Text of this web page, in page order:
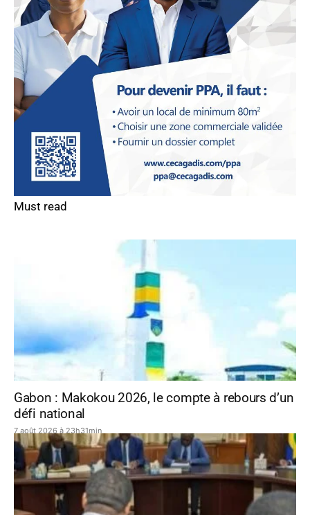
Must read
Gabon : Makokou 2026, le compte à rebours d’un
défi national
7 août 2026 à 23h31min